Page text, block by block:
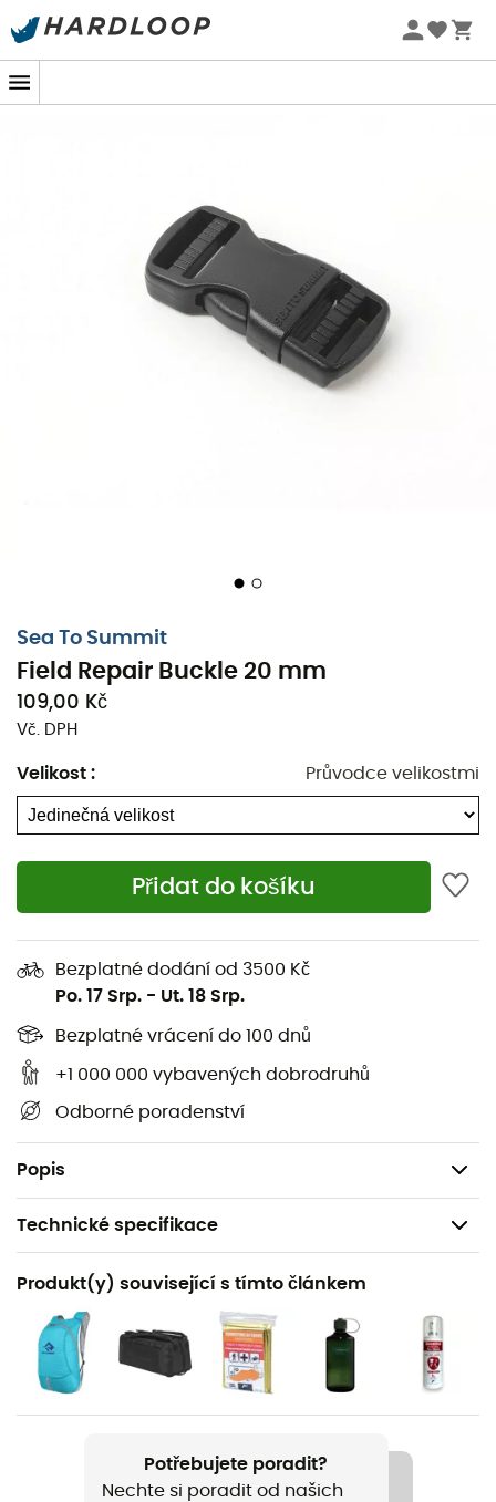
Letní akce 🔥 -5 % EXTRA při nákupu 2 produktů* s kódem
Sea To Summit
Field Repair Buckle 20 mm
109,00 Kč
Vč. DPH
Velikost : Průvodce velikostmi
Přidat do košíku
Bezplatné dodání od 3500 Kč
Po. 17 Srp. - Ut. 18 Srp.
Bezplatné vrácení do 100 dnů
+1 000 000 vybavených dobrodruhů
Odborné poradenství
Popis
Field Repair Bucklejenáhradní přezka
značkouSea To Summit, ideální pro snadné řešení
opravyzlomených nebo opotřebovaných přezek.
Navrženo tak, aby bylo vyměnitelné pomocí šroubováku,
není nutné šití. Praktické ztělesnění!
Model čekající na patent
Nerezové ocelové kolíky odolné proti korozi
Vyměnitelné pomocí šroubováku
Není nutné nahrazovat dočasná řešení po návratu z
terénu
Technické specifikace
Doporučené pro
Pěší turistika / Trekking / Cestování
Pohlaví
Pánské / Dámské
Field Repair Buckle 20 mm
Produkt(y) související s tímto článkem
Potřebujete poradit?
Nechte si poradit od našich